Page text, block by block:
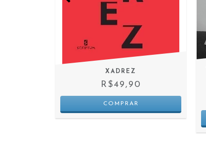
XADREZ
R$49,90